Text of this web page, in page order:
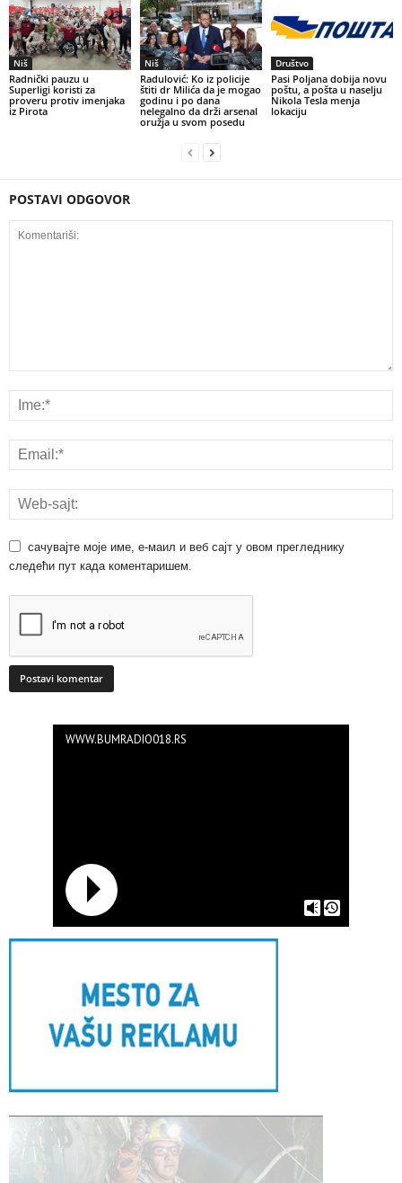
Niš
Radnički pauzu u
Superligi koristi za
proveru protiv imenjaka
iz Pirota
Niš
Radulović: Ko iz policije
štiti dr Milića da je mogao
godinu i po dana
nelegalno da drži arsenal
oružja u svom posedu
Društvo
Pasi Poljana dobija novu
poštu, a pošta u naselju
Nikola Tesla menja
lokaciju
POSTAVI ODGOVOR
сачувајте моје име, е-маил и веб сајт у овом прегледнику
следећи пут када коментаришем.
WWW.BUMRADIO018.RS